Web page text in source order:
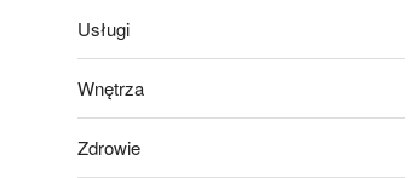
Usługi
Wnętrza
Zdrowie